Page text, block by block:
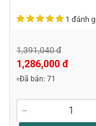
Viết nhận xét
Đánh giá sao
1 đánh
1,391,040 đ
1,286,000 đ
Đã bán: 71